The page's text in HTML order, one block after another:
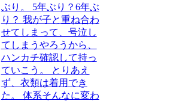
ぶり。 5年ぶり？6年ぶ
り？ 我が子と重ね合わ
せてしまって、号泣し
てしまうやろうから、
ハンカチ確認して持っ
ていこう。 とりあえ
ず、衣類は着用でき
た。 体系そんなに変わ